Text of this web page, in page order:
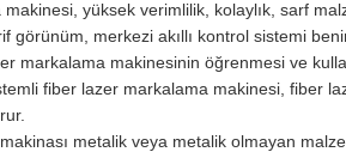
yüksek verimlilik, kolaylık, sarf
görünüm, merkezi akıllı kontrol sistemi
markalama makinesinin öğrenmesi ve
fiber lazer markalama makinesi, fiber
metalik veya metalik olmayan